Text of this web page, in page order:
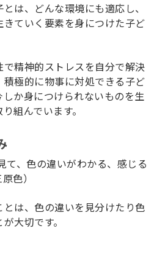
は、どんな環境にも適応し、
ていく要素を身につけた子ど
精神的ストレスを自分で解決
極的に物事に対処できる子ど
か身につけられないものを生
組んでいます。
色の違いがわかる、感じる
色）
とは、色の違いを見分けたり色
大切です。